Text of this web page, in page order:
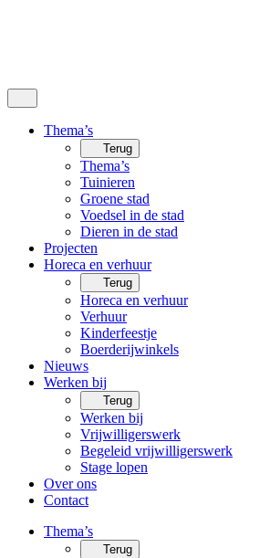
Thema’s
Terug
Thema’s
Tuinieren
Groene stad
Voedsel in de stad
Dieren in de stad
Projecten
Horeca en verhuur
Terug
Horeca en verhuur
Verhuur
Kinderfeestje
Boerderijwinkels
Nieuws
Werken bij
Terug
Werken bij
Vrijwilligerswerk
Begeleid vrijwilligerswerk
Stage lopen
Over ons
Contact
Thema’s
Terug